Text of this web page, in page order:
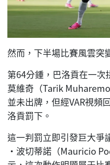
然而，下半場比賽風雲突
第64分鍾，巴洛貢在一
莫維奇（Tarik
並未出牌，但經VAR視頻
洛貢罰下。
這一判罰立即引發巨大爭
·波切蒂諾（Mauricio